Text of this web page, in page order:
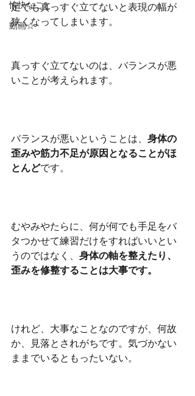
愉快なこと
動画☆
足でも真っすぐ立てないと表現の幅が
狭くなってしまいます。
真っすぐ立てないのは、バランスが悪
いことが考えられます。
バランスが悪いということは、 身体の
歪みや筋力不足が原因となることがほ
とんどです。
むやみやたらに、何が何でも手足をバ
タつかせて練習だけをすればいいとい
うのではなく、 身体の軸を整えたり、
歪みを修整することは大事です。
けれど、大事なことなのですが、何故
か、見落とされがちです。気づかない
ままでいるともったいない。